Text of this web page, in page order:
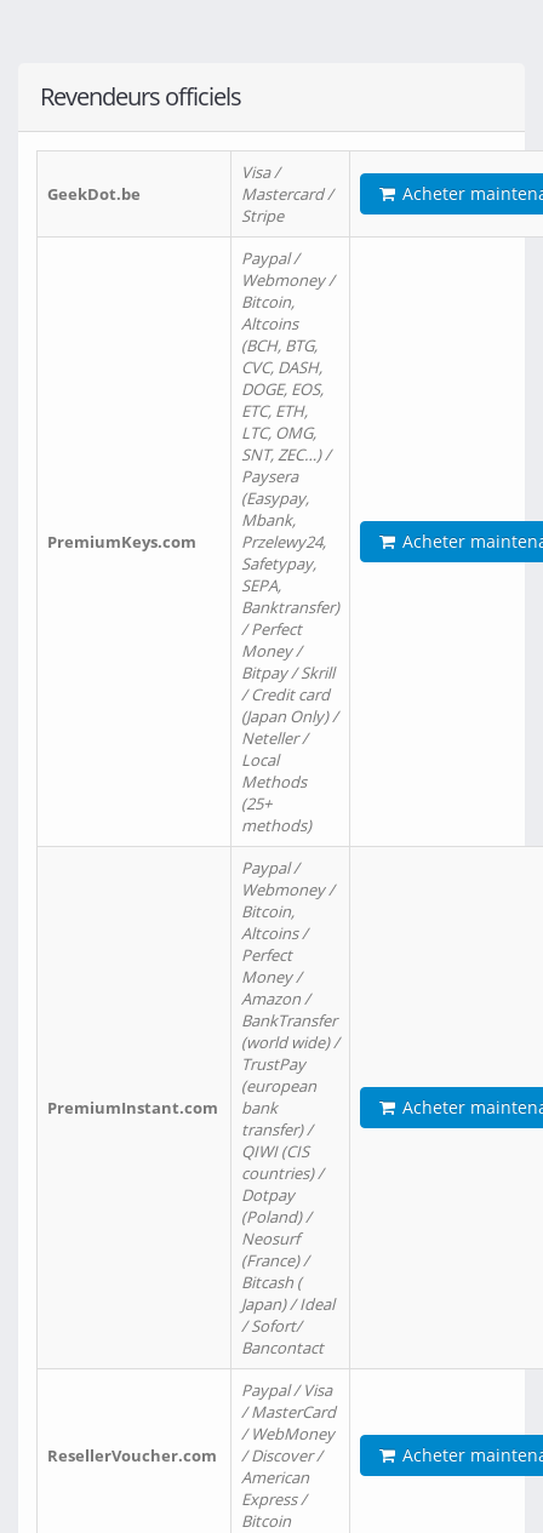
Revendeurs officiels
GeekDot.be
Visa /
Mastercard /
Stripe
Acheter
PremiumKeys.com
Paypal /
Webmoney /
Bitcoin,
Altcoins
(BCH, BTG,
CVC, DASH,
DOGE, EOS,
ETC, ETH,
LTC, OMG,
SNT, ZEC…) /
Paysera
(Easypay,
Mbank,
Przelewy24,
Safetypay,
SEPA,
Banktransfer)
/ Perfect
Money /
Bitpay / Skrill
/ Credit card
(Japan Only) /
Neteller /
Local
Methods
(25+
methods)
Acheter
PremiumInstant.com
Paypal /
Webmoney /
Bitcoin,
Altcoins /
Perfect
Money /
Amazon /
BankTransfer
(world wide) /
TrustPay
(european
bank
transfer) /
QIWI (CIS
countries) /
Dotpay
(Poland) /
Neosurf
(France) /
Bitcash (
Japan) / Ideal
/ Sofort/
Bancontact
Acheter
ResellerVoucher.com
Paypal / Visa
/ MasterCard
/ WebMoney
/ Discover /
American
Express /
Bitcoin
Acheter